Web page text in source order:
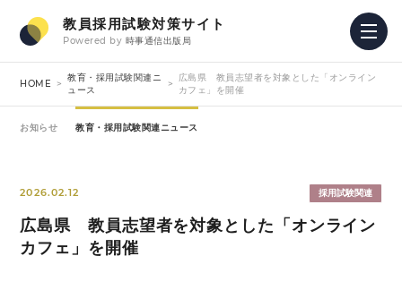
教員採用試験対策サイト
Powered by 時事通信出版局
HOME
教育・採用試験関連ニ
ュース
広島県 教員志望者を対象とした「オンライン
カフェ」を開催
お知らせ 教育・採用試験関連ニュース
2026.02.12 採用試験関連
広島県 教員志望者を対象とした「オンライン
カフェ」を開催